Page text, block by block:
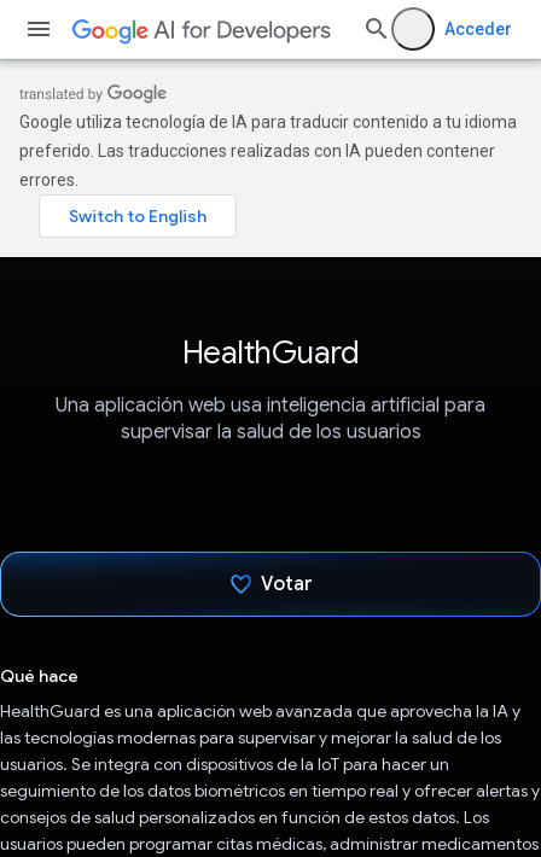
Acceder
Google utiliza tecnología de IA para traducir contenido a tu idioma
preferido. Las traducciones realizadas con IA pueden contener
errores.
HealthGuard
Una aplicación web usa inteligencia artificial para
supervisar la salud de los usuarios
Votar
Qué hace
HealthGuard es una aplicación web avanzada que aprovecha la IA y
las tecnologías modernas para supervisar y mejorar la salud de los
usuarios. Se integra con dispositivos de la IoT para hacer un
seguimiento de los datos biométricos en tiempo real y ofrecer alertas y
consejos de salud personalizados en función de estos datos. Los
usuarios pueden programar citas médicas, administrar medicamentos